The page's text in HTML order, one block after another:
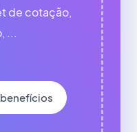
de cotação,
...